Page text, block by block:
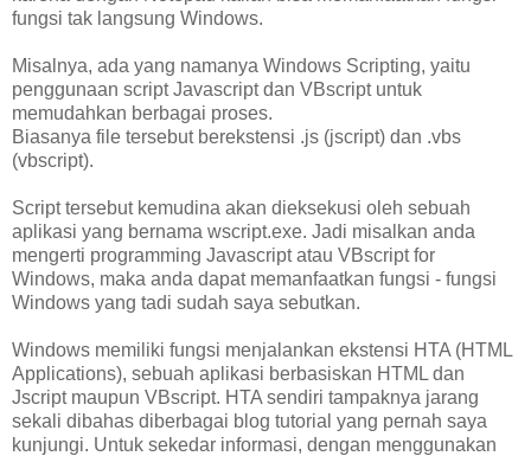
fungsi tak langsung Windows.
Misalnya, ada yang namanya Windows Scripting, yaitu
penggunaan script Javascript dan VBscript untuk
memudahkan berbagai proses.
Biasanya file tersebut berekstensi .js (jscript) dan .vbs
(vbscript).
Script tersebut kemudina akan dieksekusi oleh sebuah
aplikasi yang bernama wscript.exe. Jadi misalkan anda
mengerti programming Javascript atau VBscript for
Windows, maka anda dapat memanfaatkan fungsi - fungsi
Windows yang tadi sudah saya sebutkan.
Windows memiliki fungsi menjalankan ekstensi HTA (HTML
Applications), sebuah aplikasi berbasiskan HTML dan
Jscript maupun VBscript. HTA sendiri tampaknya jarang
sekali dibahas diberbagai blog tutorial yang pernah saya
kunjungi. Untuk sekedar informasi, dengan menggunakan